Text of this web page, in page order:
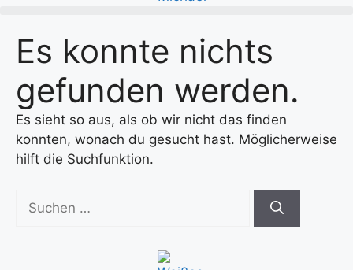
Es konnte nichts
gefunden werden.
Es sieht so aus, als ob wir nicht das finden
konnten, wonach du gesucht hast. Möglicherweise
hilft die Suchfunktion.